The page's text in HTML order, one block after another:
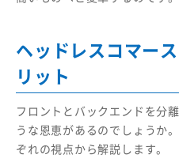
ヘッドレスコマー
リット
フロントとバックエンドを分
うな恩恵があるのでしょうか
ぞれの視点から解説します。